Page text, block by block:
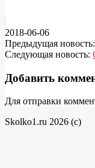
2018-06-06
Предыдущая новость:
Следующая новость:
Добавить
Для отправки
Skolko1.ru 2026 (c)